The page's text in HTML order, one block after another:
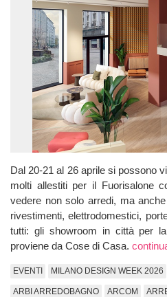
Dal 20-21 al 26 aprile si possono
molti allestiti per il Fuorisalone
vedere non solo arredi, ma
rivestimenti, elettrodomestici,
tutti: gli showroom in città per
proviene da Cose di Casa.
EVENTI MILANO DESIGN WEEK 2026
ARBI ARREDOBAGNO ARCOM